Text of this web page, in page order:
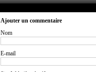
Ajouter un commentaire
Nom
E-mail